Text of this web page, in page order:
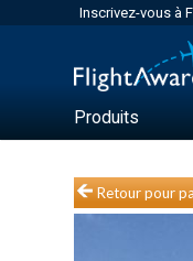
Inscrivez-vous à
Produits
Retour pour